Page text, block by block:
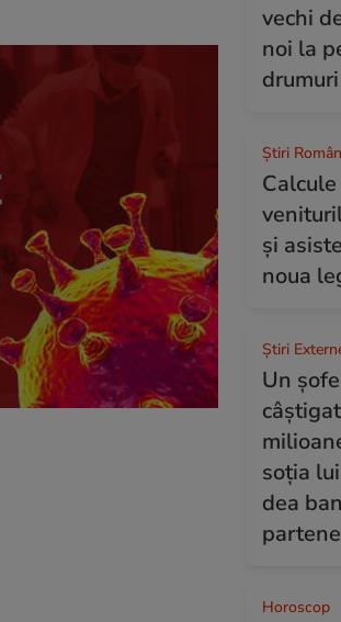
vechi
noi la
drumuri
Știri
și
noua
Știri
Un
soția
dea
Horoscop